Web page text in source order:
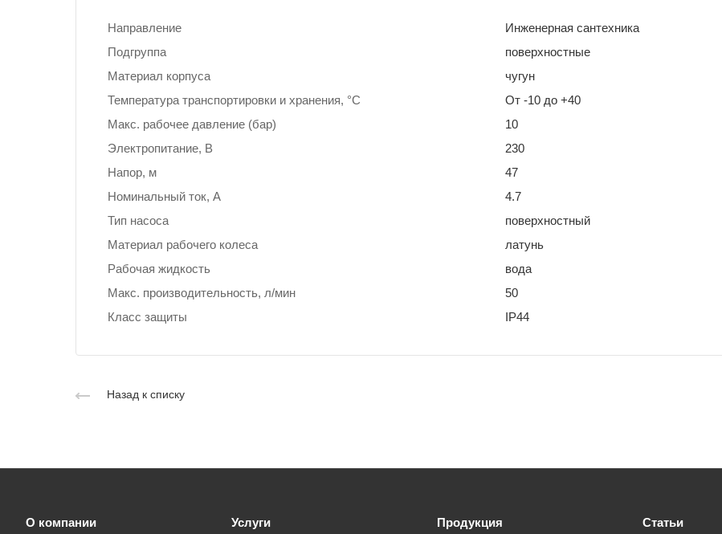
Направление
Инженерная сантехника
Подгруппа
поверхностные
Материал корпуса
чугун
Температура транспортировки и хранения, °С
От -10 до +40
Макс. рабочее давление (бар)
10
Электропитание, В
230
Напор, м
47
Номинальный ток, А
4.7
Тип насоса
поверхностный
Материал рабочего колеса
латунь
Рабочая жидкость
вода
Макc. производительность, л/мин
50
Класс защиты
IP44
Назад к списку
О компании Услуги Продукция Статьи